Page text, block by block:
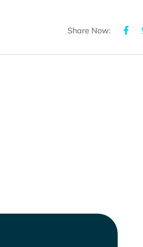
Share Now: